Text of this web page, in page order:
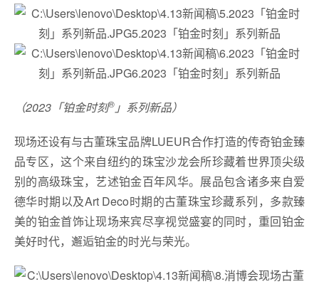
（2023「铂金时刻® 」系列新品）
现场还设有与古董珠宝品牌LUEUR合作打造的传奇铂金臻
品专区，这个来自纽约的珠宝沙龙会所珍藏着世界顶尖级
别的高级珠宝，艺述铂金百年风华。展品包含诸多来自爱
德华时期以及Art Deco时期的古董珠宝珍藏系列，多款臻
美的铂金首饰让现场来宾尽享视觉盛宴的同时，重回铂金
美好时代，邂逅铂金的时光与荣光。